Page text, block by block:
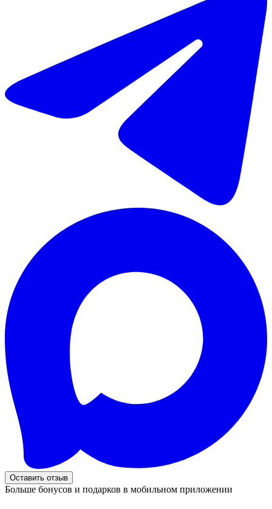
Оставить отзыв
Больше бонусов и подарков в мобильном приложении